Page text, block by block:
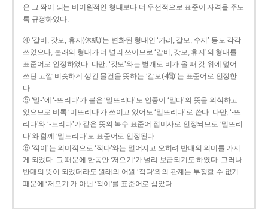
은 그 짝이 되는 비어원적인 형태보다 더 우선적으로 표준어 자격을 주도
록 규정하였다.
④ ‘갈비, 갓모, 휴지(休紙)’는 변화된 형태인 ‘가리, 갈모, 수지’ 등도 각각
쓰였으나, 본래의 형태가 더 널리 쓰이므로 ‘갈비, 갓모, 휴지’의 형태를
표준어로 인정하였다. 다만, ‘갓모’와는 별개로 비가 올 때 갓 위에 덮어
쓰던 고깔 비슷하게 생긴 물건을 뜻하는 ‘갈모(-帽)’는 표준어로 인정한
다.
⑤ ‘밀-’에 ‘-뜨리다’가 붙은 ‘밀뜨리다’도 언중이 ‘밀다’의 뜻을 의식하고
있으므로 비록 ‘미뜨리다’가 쓰이고 있어도 ‘밀뜨리다’로 쓴다. 다만, ‘-뜨
리다’와 ‘-트리다’가 같은 뜻의 복수 표준어 접미사로 인정되므로 ‘밀뜨리
다’와 함께 ‘밀트리다’도 표준어로 인정된다.
⑥ ‘적이’는 의미적으로 ‘적다’와는 멀어지고 오히려 반대의 의미를 가지
게 되었다. 그 때문에 한동안 ‘저으기’가 널리 보급되기도 하였다. 그러나
반대의 뜻이 되었더라도 원래의 어원 ‘적다’와의 관계는 부정할 수 없기
때문에 ‘저으기’가 아닌 ‘적이’를 표준어로 삼았다.